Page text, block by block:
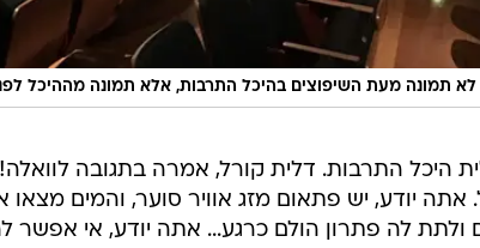
לא תמונה מעת השיפוצים בהיכל התרבות, אלא תמונה מההיכל
היכל התרבות. דלית קורל, אמרה בתגובה לוואלה!
אתה יודע, יש פתאום מזג אוויר סוער, והמים
ולתת לה פתרון הולם כרגע... אתה יודע, אי אפשר